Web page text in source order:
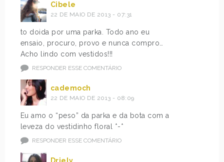
Cibele
22 DE MAIO DE 2013 - 07:31
to doida por uma parka. Todo ano eu
ensaio, procuro, provo e nunca compro…
Acho lindo com vestidos!!!
RESPONDER ESSE COMENTÁRIO
cademoch
22 DE MAIO DE 2013 - 08:09
Eu amo o “peso” da parka e da bota com a
leveza do vestidinho floral *-*
RESPONDER ESSE COMENTÁRIO